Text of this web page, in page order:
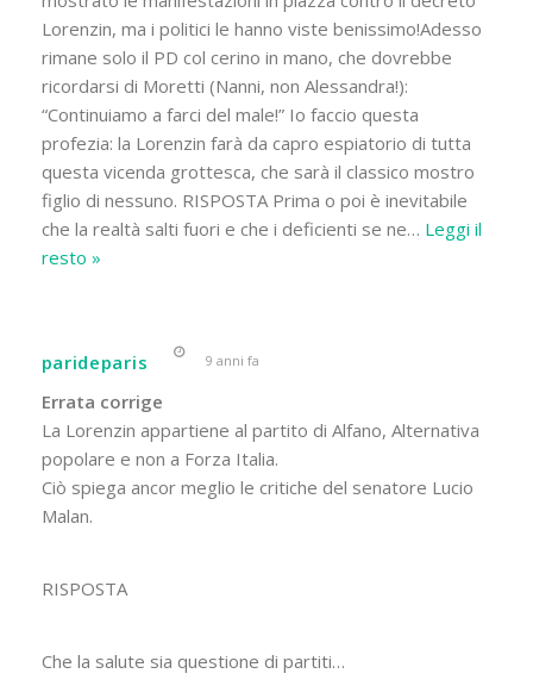
Lorenzin, ma i politici le hanno viste benissimo!Adesso
rimane solo il PD col cerino in mano, che dovrebbe
ricordarsi di Moretti (Nanni, non Alessandra!):
“Continuiamo a farci del male!” Io faccio questa
profezia: la Lorenzin farà da capro espiatorio di tutta
questa vicenda grottesca, che sarà il classico mostro
figlio di nessuno. RISPOSTA Prima o poi è inevitabile
che la realtà salti fuori e che i deficienti se ne… Leggi il
resto »
parideparis 9 anni fa
Errata corrige
La Lorenzin appartiene al partito di Alfano, Alternativa
popolare e non a Forza Italia.
Ciò spiega ancor meglio le critiche del senatore Lucio
Malan.
RISPOSTA
Che la salute sia questione di partiti…